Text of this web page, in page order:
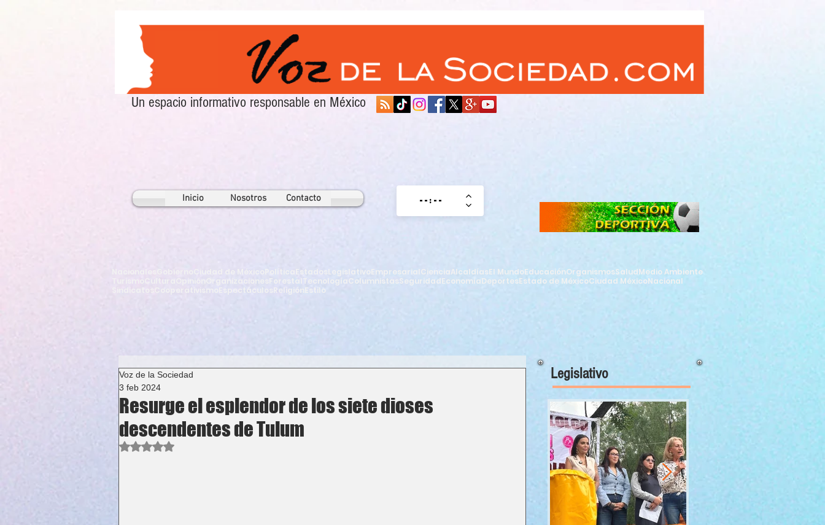
Un espacio informativo responsable en México
Inicio Nosotros Contacto
Estados Legislativo EmpresarialCienciaAlcaldíasEl MundoEducaciónOrganismosSaludMedio Ambiente
Organizaciones Forestal TecnologíaColumnistasSeguridadEconomíaDeportesEstado de MéxicoCiudad MéxicoNacional
Sindicatos
Cooperativismo Espectáculos Religión Estilo
Resurge el esplendor de los siete dioses
descendentes de Tulum
Voz de la Sociedad
3 feb 2024
Obtuvo NaN de 5 estrellas.
Legislativo